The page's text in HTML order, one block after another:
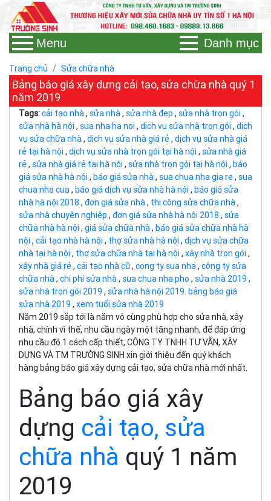
Danh mục
Menu
Trang chủ Sửa chữa nhà
Bảng báo giá xây dựng cải tạo, sửa chữa nhà quý 1
năm 2019
Tags:cải tạo nhà, sửa nhà, sửa nhà đẹp , sửa nhà trọn gói ,
sửa nhà hà nội , sua nha ha noi , dịch vụ sửa nhà trọn gói , dịch
vụ sửa chữa nhà, dịch vụ sửa nhà giá rẻ, dịch vụ sửa nhà giá
rẻ tại hà nội , dịch vụ sửa nhà trọn gói tại hà nội , sửa nhà giá
rẻ, sửa nhà giá rẻ tại hà nội , sửa nhà trọn gói tại hà nội , báo
giá sửa nhà hà nội , báo giá sửa nhà, sua chua nha gia re, sua
chua nha cua, báo giá dịch vụ sửa nhà hà nội , báo giá sửa
nhà hà nội 2018 , đơn giá sửa nhà, thi công sửa chữa nhà,
sửa nhà chuyên nghiệp , đơn giá sửa nhà hà nội 2018 , sửa
chữa nhà hà nội , giá sửa chữa nhà, báo giá sửa chữa nhà hà
nội , cải tạo nhà hà nội , thợ sửa nhà hà nội , dịch vụ sửa chữa
nhà tại hà nội , thợ sửa chữa nhà tại hà nội , xây nhà trọn gói ,
xây nhà giá rẻ, cải tạo nhà cũ , cong ty sua nha, công ty sửa
chữa nhà, chi phí sửa nhà, sua chua nha pho , sửa nhà 2019 ,
sửa nhà trọn gói 2019 , sửa nhà hà nội 2019. bảng báo giá
sửa nhà 2019 , xem tuổi sửa nhà 2019
Năm 2019 sắp tới là năm vô cùng phù hợp cho sửa nhà, xây
nhà, chính vì thế, nhu cầu ngày một tăng nhanh, để đáp ứng
nhu cầu đó 1 cách cấp thiết, CÔNG TY TNHH TƯ VẤN, XÂY
DỰNG VÀ TM TRƯỜNG SINH xin giới thiệu đến quý khách
hàng bảng báo giá xây dựng cải tạo, sửa chữa nhà mới nhất.
Bảng báo giá xây
dựng cải tạo, sửa
chữa nhà quý 1 năm
2019